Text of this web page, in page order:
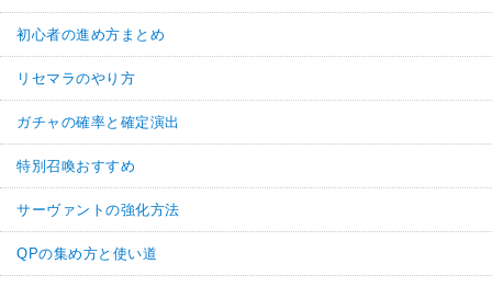
初心者の進め方まとめ
リセマラのやり方
ガチャの確率と確定演出
特別召喚おすすめ
サーヴァントの強化方法
QPの集め方と使い道